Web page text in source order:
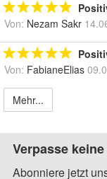
Von: Nezam Sakr
Von: FabianeElias
Mehr...
Verpasse
Abonniere jetzt